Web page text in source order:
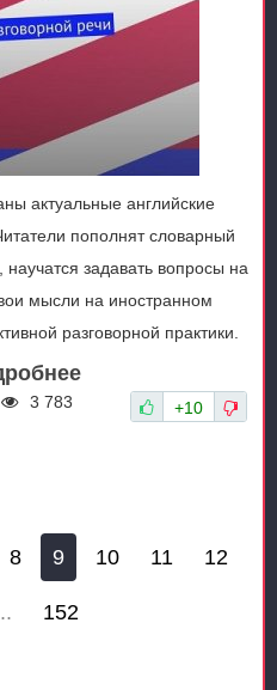
актуальные английские
пополнят словарный
задавать вопросы на
мысли на иностранном
разговорной практики.
3 783 +10
8 9 10 11 12
152